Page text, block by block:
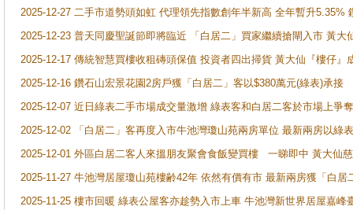
2025-12-27 二手市道勢頭如虹 代理領先指數創年半新高 全年暫升5.35%
2025-12-23 普天同慶聖誕節即將臨近 「白居二」買家繼續搶閘入市 黃
2025-12-17 傳統智慧買樓收租磚頭保值 投資者四出掃貨 黃大仙『樓仔
2025-12-16 鑽石山宏景花園2房戶獲「白居二」客以$380萬元(綠表)承接
2025-12-07 近日綠表二手市場成交量激增 綠表客和白居二客於市場上
2025-12-02 「白居二」客再度入市牛池灣瓊山苑兩房單位 最新兩房以綠
2025-12-01 外區白居二客人來搵朋友聚會食飯變買樓 一睇即中 黃大仙
2025-11-27 牛池灣居屋瓊山苑樓齢42年 依然有價有市 最新兩房獲「白居
2025-11-25 樓市回暖 綠表公屋客亦趁勢入市上車 牛池灣新世界居屋嘉峰